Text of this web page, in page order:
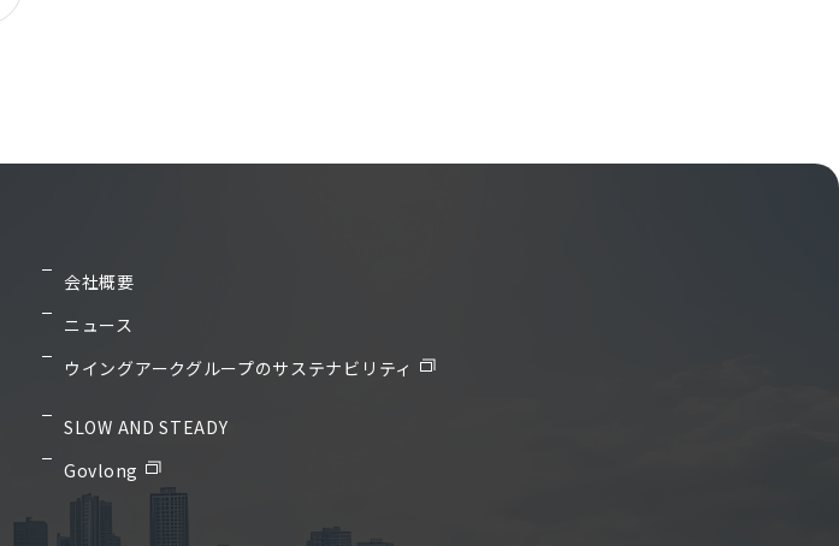
会社概要
ニュース
ウイングアークグループのサステナビリティ
SLOW AND STEADY
Govlong